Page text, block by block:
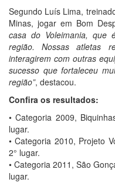
Segundo Luís Lima,
Minas, jogar em Bom
casa do Voleimania, que
região. Nossas atletas
interagirem com outras
sucesso que fortaleceu
região”, destacou.
Confira os resultados:
• Categoria 2009,
lugar.
• Categoria 2010, Projeto
2° lugar.
• Categoria 2011, São
lugar.